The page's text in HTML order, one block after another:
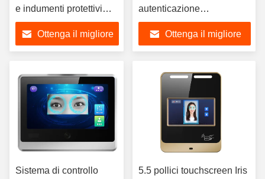
e indumenti protettivi
Non contatto, doppio
riconoscimento e
misurazione della
Ottenga il migliore
autenticazione
multifunzione, compresi il
riconoscimento dell'iride,
le schede IC e le
Ottenga il migliore
Sistema di controllo
5.5 pollici touchscreen Iris